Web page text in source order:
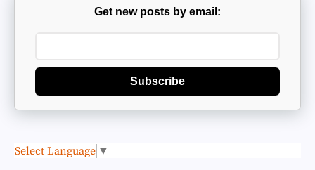
Get new posts by email:
Subscribe
Select Language ▼